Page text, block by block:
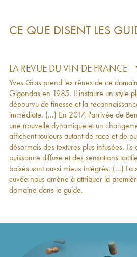
Saintes Vierges Famille Gras2020
Côtes-du-Rhône Santa Duc
du Rieu Famille Gras 2020
Gigondas Santa Duc (Domaine)
Garrigues Famille Gras2019
Châteauneuf-du-Pape Santa Duc
Habemus Papam Famille Gras2019
Gigondas Santa Duc (Domaine)
Vieille Famille Gras2019
Châteauneuf-du-Pape Santa Duc
Crau Ouest Famille Gras2019
Châteauneuf-du-Pape Santa Duc
Saintes Vierges Famille Gras2019
Châteauneuf-du-Pape Santa Duc
Famille Gras2019
Garrigues Famille Gras
2018
CE QUE DISENT LES
LA REVUE DU VIN DE FRANCE
Yves Gras prend les rênes de ce
Gigondas en 1985. Il instaure un style
dépourvu de finesse et la
immédiate. (...) En 2017, l'arrivée de
une nouvelle dynamique et un
affichent toujours autant de race et de
désormais des textures plus infusées.
puissance diffuse et des sensations
boisés sont aussi mieux intégrés. (...)
cuvée nous amène à attribuer la
domaine dans le guide.